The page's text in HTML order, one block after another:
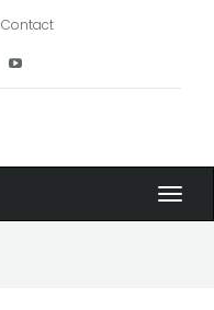
Contact